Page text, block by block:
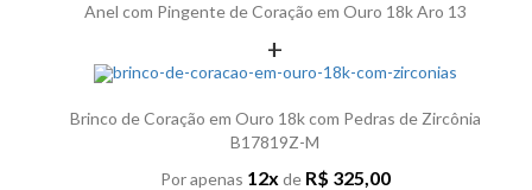
Anel com Pingente de Coração em Ouro 18k Aro 13
+
Brinco de Coração em Ouro 18k com Pedras de Zircônia
B17819Z-M
Por apenas 12x de R$ 325,00